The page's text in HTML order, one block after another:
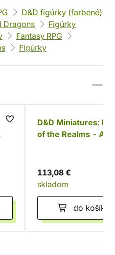
D&D figúrky (farbené)
Dragons
Figúrky
Fantasy RPG
Figúrky
D&D Miniatures:
of the Realms -
113,08 €
skladom
do košíka